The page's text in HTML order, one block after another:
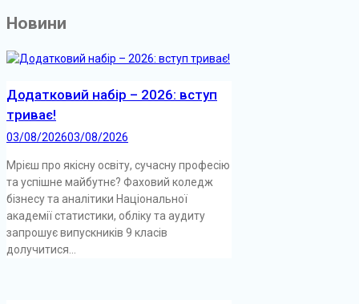
Новини
Додатковий набір – 2026: вступ
триває!
03/08/202603/08/2026
Мрієш про якісну освіту, сучасну професію
та успішне майбутнє? Фаховий коледж
бізнесу та аналітики Національної
академії статистики, обліку та аудиту
запрошує випускників 9 класів
долучитися...